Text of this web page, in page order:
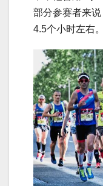
部分参赛者来
4.5个小时左右。